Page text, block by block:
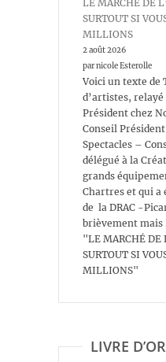
LE MARCHÉ DE
SURTOUT SI
MILLIONS
2 août 2026
par nicole Esterolle
Voici un texte de
d’artistes,
Président chez
Conseil
Spectacles –
délégué à la
grands
Chartres et qui
de la DRAC -
brièvement mais
"LE MARCHÉ DE
SURTOUT SI
MILLIONS"
LIVRE D’OR